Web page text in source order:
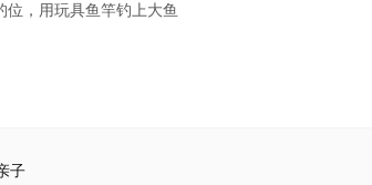
位，用玩具鱼竿钓上大鱼
子